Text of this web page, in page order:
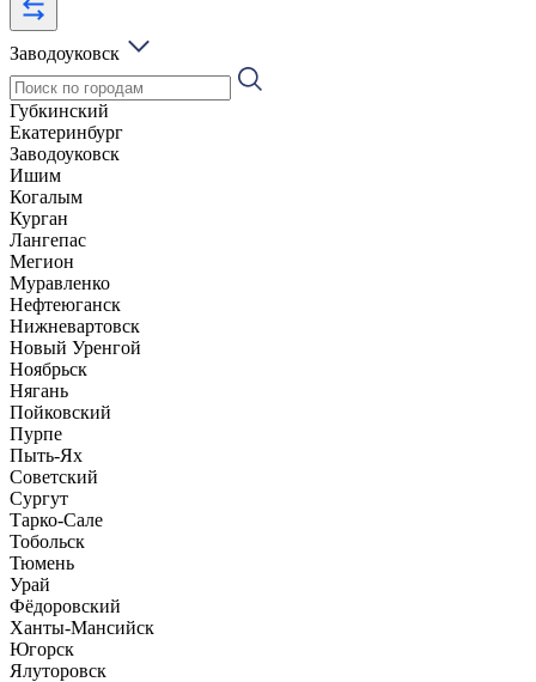
Заводоуковск
Губкинский
Екатеринбург
Заводоуковск
Ишим
Когалым
Курган
Лангепас
Мегион
Муравленко
Нефтеюганск
Нижневартовск
Новый Уренгой
Ноябрьск
Нягань
Пойковский
Пурпе
Пыть-Ях
Советский
Сургут
Тарко-Сале
Тобольск
Тюмень
Урай
Фёдоровский
Ханты-Мансийск
Югорск
Ялуторовск